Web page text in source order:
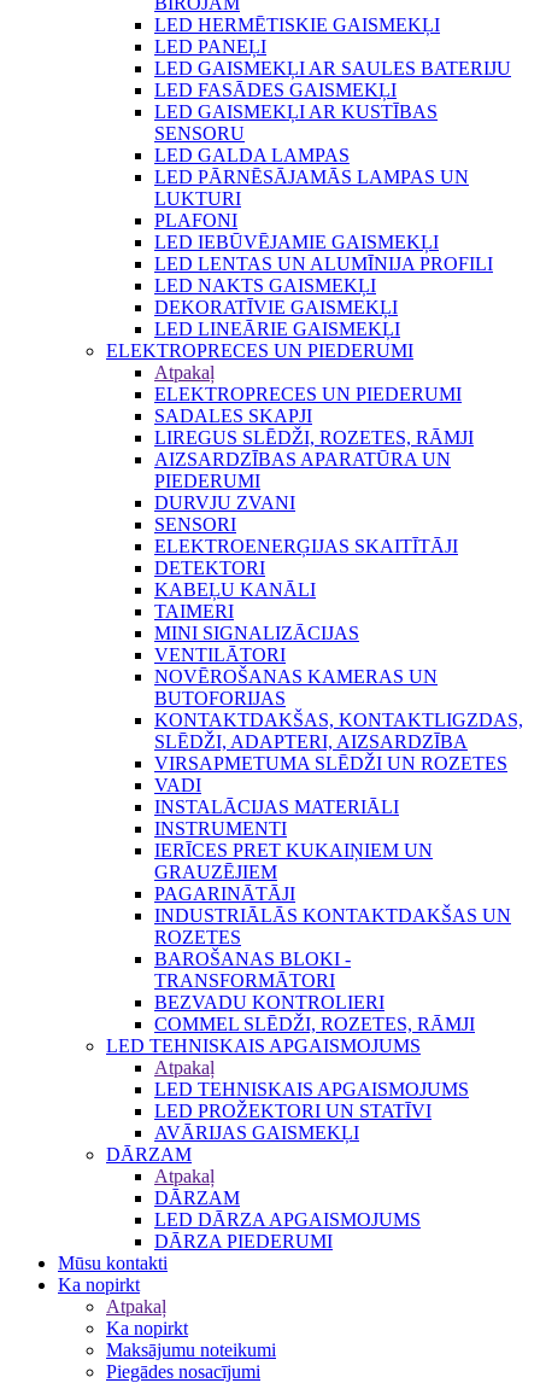
LED HERMĒTISKIE GAISMEKĻI
LED PANEĻI
LED GAISMEKĻI AR SAULES BATERIJU
LED FASĀDES GAISMEKĻI
LED GAISMEKĻI AR KUSTĪBAS
SENSORU
LED GALDA LAMPAS
LED PĀRNĒSĀJAMĀS LAMPAS UN
LUKTURI
PLAFONI
LED IEBŪVĒJAMIE GAISMEKĻI
LED LENTAS UN ALUMĪNIJA PROFILI
LED NAKTS GAISMEKĻI
DEKORATĪVIE GAISMEKĻI
LED LINEĀRIE GAISMEKĻI
ELEKTROPRECES UN PIEDERUMI
Atpakaļ
ELEKTROPRECES UN PIEDERUMI
SADALES SKAPJI
LIREGUS SLĒDŽI, ROZETES, RĀMJI
AIZSARDZĪBAS APARATŪRA UN
PIEDERUMI
DURVJU ZVANI
SENSORI
ELEKTROENERĢIJAS SKAITĪTĀJI
DETEKTORI
KABEĻU KANĀLI
TAIMERI
MINI SIGNALIZĀCIJAS
VENTILĀTORI
NOVĒROŠANAS KAMERAS UN
BUTOFORIJAS
KONTAKTDAKŠAS, KONTAKTLIGZDAS,
SLĒDŽI, ADAPTERI, AIZSARDZĪBA
VIRSAPMETUMA SLĒDŽI UN ROZETES
VADI
INSTALĀCIJAS MATERIĀLI
INSTRUMENTI
IERĪCES PRET KUKAIŅIEM UN
GRAUZĒJIEM
PAGARINĀTĀJI
INDUSTRIĀLĀS KONTAKTDAKŠAS UN
ROZETES
BAROŠANAS BLOKI -
TRANSFORMĀTORI
BEZVADU KONTROLIERI
COMMEL SLĒDŽI, ROZETES, RĀMJI
LED TEHNISKAIS APGAISMOJUMS
Atpakaļ
LED TEHNISKAIS APGAISMOJUMS
LED PROŽEKTORI UN STATĪVI
AVĀRIJAS GAISMEKĻI
DĀRZAM
Atpakaļ
DĀRZAM
LED DĀRZA APGAISMOJUMS
DĀRZA PIEDERUMI
Mūsu kontakti
Ka nopirkt
Atpakaļ
Ka nopirkt
Maksājumu noteikumi
Piegādes nosacījumi